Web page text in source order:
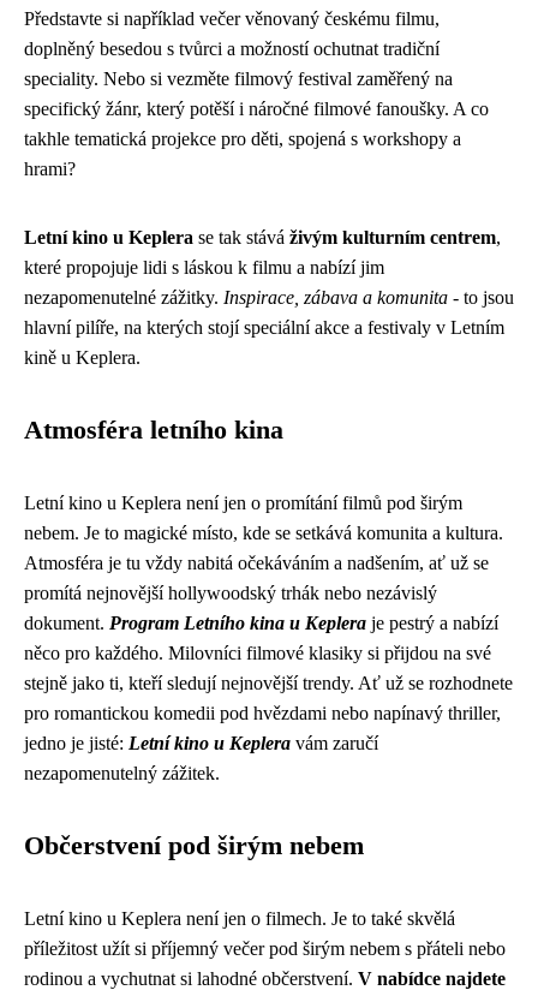
Představte si například večer věnovaný českému filmu,
doplněný besedou s tvůrci a možností ochutnat tradiční
speciality. Nebo si vezměte filmový festival zaměřený na
specifický žánr, který potěší i náročné filmové fanoušky. A co
takhle tematická projekce pro děti, spojená s workshopy a
hrami?
Letní kino u Keplera se tak stává živým kulturním centrem,
které propojuje lidi s láskou k filmu a nabízí jim
nezapomenutelné zážitky. Inspirace, zábava a komunita - to jsou
hlavní pilíře, na kterých stojí speciální akce a festivaly v Letním
kině u Keplera.
Atmosféra letního kina
Letní kino u Keplera není jen o promítání filmů pod širým
nebem. Je to magické místo, kde se setkává komunita a kultura.
Atmosféra je tu vždy nabitá očekáváním a nadšením, ať už se
promítá nejnovější hollywoodský trhák nebo nezávislý
dokument. Program Letního kina u Keplera je pestrý a nabízí
něco pro každého. Milovníci filmové klasiky si přijdou na své
stejně jako ti, kteří sledují nejnovější trendy. Ať už se rozhodnete
pro romantickou komedii pod hvězdami nebo napínavý thriller,
jedno je jisté: Letní kino u Keplera vám zaručí
nezapomenutelný zážitek.
Občerstvení pod širým nebem
Letní kino u Keplera není jen o filmech. Je to také skvělá
příležitost užít si příjemný večer pod širým nebem s přáteli nebo
rodinou a vychutnat si lahodné občerstvení. V nabídce najdete